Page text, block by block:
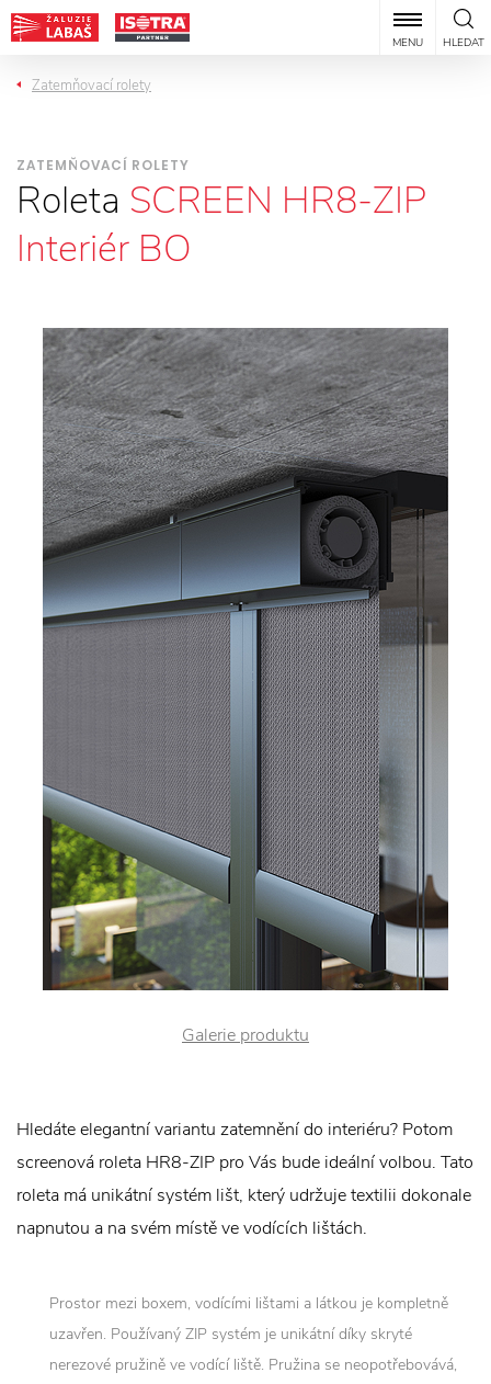
HLEDAT
MENU
Zatemňovací rolety
ZATEMŇOVACÍ ROLETY
Roleta SCREEN HR8-ZIP
Interiér BO
Galerie produktu
Hledáte elegantní variantu zatemnění do interiéru? Potom
screenová roleta HR8-ZIP pro Vás bude ideální volbou. Tato
roleta má unikátní systém lišt, který udržuje textilii dokonale
napnutou a na svém místě ve vodících lištách.
Prostor mezi boxem, vodícími lištami a látkou je kompletně
uzavřen. Používaný ZIP systém je unikátní díky skryté
nerezové pružině ve vodící liště. Pružina se neopotřebovává,